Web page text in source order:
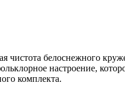
белоснежного
настроение,
комплекта.